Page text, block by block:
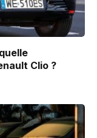
Clio ?